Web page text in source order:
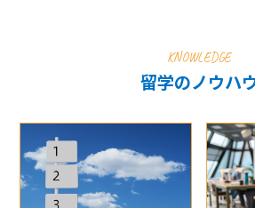
KNOWLEDGE
留学のノウハ